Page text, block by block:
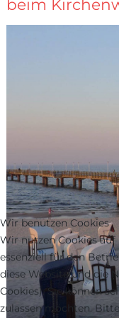
beim
Wir benutzen Cookies
Wir nutzen Cookies
essenziell für den
diese Website und die
Cookies). Sie können
zulassen möchten.